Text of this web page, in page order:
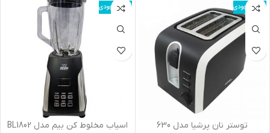
اتمام موجودی
توستر نان پرشيا مدل 630
اتمام موجودی
اسياب مخلوط کن بيم مدل BL1802